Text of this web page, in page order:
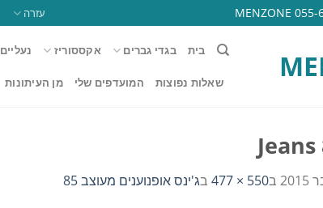
עזרה
בית בגדי גברים אקססוריז נעליים
שאלות נפוצות המועדפים שלי מן העיתונות
ב550 × 477 בג'ינס אופנוענים מעוצב 85